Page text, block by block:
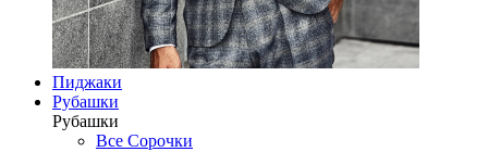
Пиджаки
Рубашки
Рубашки
Все Сорочки